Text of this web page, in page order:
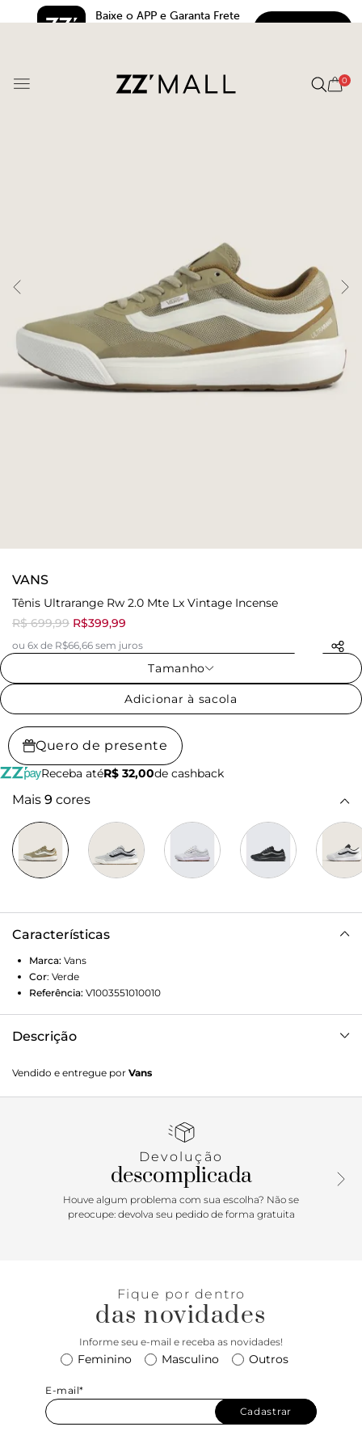
Baixe o APP e Garanta Frete
0
VANS
Tênis Ultrarange Rw 2.0 Mte Lx Vintage Incense
R$ 699,99 R$399,99
ou 6x de R$66,66 sem juros
Tamanho
Adicionar à sacola
Quero de presente
Receba atéR$ 32,00de cashback
Mais 9 cores
Características
Marca: Vans
Cor: Verde
Referência: V1003551010010
Descrição
Vendido e entregue por Vans
Devolução
descomplicada
Houve algum problema com sua escolha? Não se
preocupe: devolva seu pedido de forma gratuita
Fique por dentro
das novidades
Informe seu e-mail e receba as novidades!
Feminino Masculino Outros
E-mail*
Cadastrar